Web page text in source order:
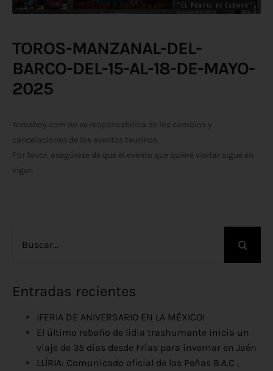
TOROS-MANZANAL-DEL-
BARCO-DEL-15-AL-18-DE-MAYO-
2025
Toroshoy.com no se responsabiliza de los cambios y
cancelaciones de los eventos taurinos.
Por favor, asegúrese de que el evento que quiere visitar sigue en
vigor.
Entradas recientes
¡FERIA DE ANIVERSARIO EN LA MÉXICO!
El último rebaño de lidia trashumante inicia un
viaje de 35 días desde Frías para invernar en Jaén
LLÍRIA: Comunicado oficial de las Peñas B.A.C ,